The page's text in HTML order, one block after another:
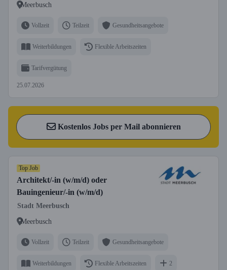
Meerbusch
Vollzeit Teilzeit Gesundheitsangebote
Weiterbildungen Flexible Arbeitszeiten
Tarifvergütung
25.07.2026
Kostenlos Jobs per Mail abonnieren
Top Job
Architekt/-in (w/m/d) oder
Bauingenieur/-in (w/m/d)
Stadt Meerbusch
Meerbusch
Vollzeit Teilzeit Gesundheitsangebote
Weiterbildungen Flexible Arbeitszeiten 2